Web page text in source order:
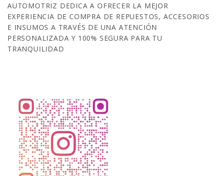
AUTOMOTRIZ DEDICA A OFRECER LA MEJOR
EXPERIENCIA DE COMPRA DE REPUESTOS, ACCESORIOS
E INSUMOS A TRAVÉS DE UNA ATENCIÓN
PERSONALIZADA Y 100% SEGURA PARA TU
TRANQUILIDAD